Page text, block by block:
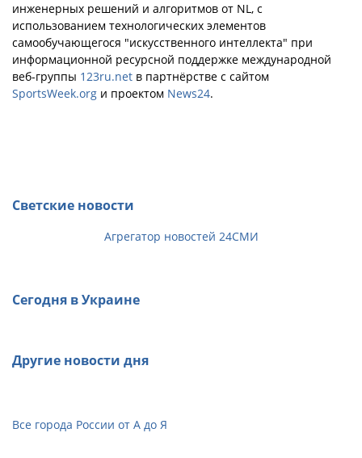
инженерных решений и алгоритмов от NL, с
использованием технологических элементов
самообучающегося "искусственного интеллекта" при
информационной ресурсной поддержке международной
веб-группы 123ru.net в партнёрстве с сайтом
SportsWeek.org и проектом News24.
Светские новости
Агрегатор новостей 24СМИ
Сегодня в Украине
Другие новости дня
Все города России от А до Я